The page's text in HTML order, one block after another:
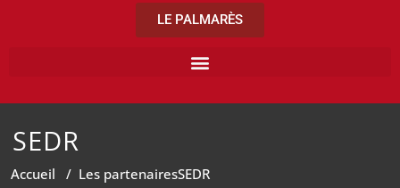
LE PALMARÈS
SEDR
Accueil / Les partenairesSEDR